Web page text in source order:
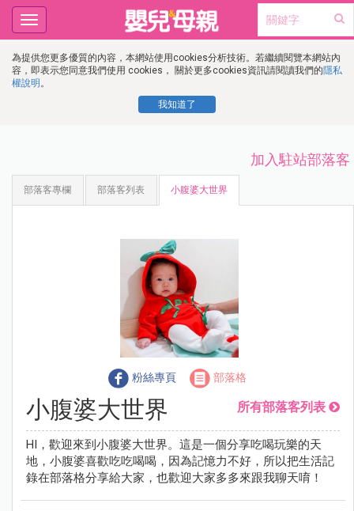
為提供您更多優質的內容，本網站使用cookies分析技術。若繼續閱覽本網站內
容，即表示您同意我們使用 cookies， 關於更多cookies資訊請閱讀我們的隱私
權說明 。
我知道了
Toggle
navigation
加入駐站部落客
部落客專欄 部落客列表 小腹婆大世界
粉絲專頁 部落格
小腹婆大世界 所有部落客列表
HI，歡迎來到小腹婆大世界。這是一個分享吃喝玩樂的天
地，小腹婆喜歡吃吃喝喝，因為記憶力不好，所以把生活記
錄在部落格分享給大家，也歡迎大家多多來跟我聊天唷！